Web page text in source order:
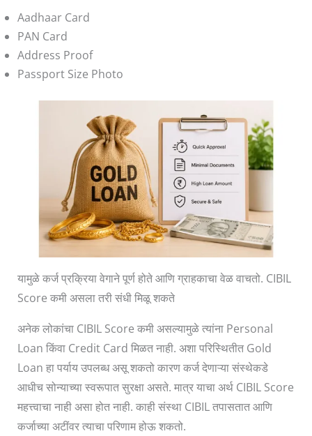
Aadhaar Card
PAN Card
Address Proof
Passport Size Photo
यामुळे कर्ज प्रक्रिया वेगाने पूर्ण होते आणि ग्राहकाचा वेळ वाचतो. CIBIL
Score कमी असला तरी संधी मिळू शकते
अनेक लोकांचा CIBIL Score कमी असल्यामुळे त्यांना Personal
Loan किंवा Credit Card मिळत नाही. अशा परिस्थितीत Gold
Loan हा पर्याय उपलब्ध असू शकतो कारण कर्ज देणाऱ्या संस्थेकडे
आधीच सोन्याच्या स्वरूपात सुरक्षा असते. मात्र याचा अर्थ CIBIL Score
महत्त्वाचा नाही असा होत नाही. काही संस्था CIBIL तपासतात आणि
कर्जाच्या अटींवर त्याचा परिणाम होऊ शकतो.